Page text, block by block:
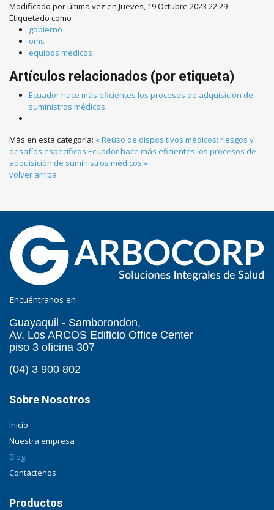
Modificado por última vez en Jueves, 19 Octubre 2023 22:29
Etiquetado como
gobierno
oms
equipos medicos
Artículos relacionados (por etiqueta)
Ecuador hace más eficientes los procesos de adquisición de
suministros médicos
Más en esta categoría: « Reúso de dispositivos médicos: riesgos y
desafíos específicos Ecuador hace más eficientes los procesos de
adquisición de suministros médicos »
volver arriba
Encuéntranos en
Guayaquil - Samborondon,
Av. Los ARCOS Edificio Office Center
piso 3 oficina 307
(04) 3 900 802
Sobre Nosotros
Inicio
Nuestra empresa
Blog
Contáctenos
Productos